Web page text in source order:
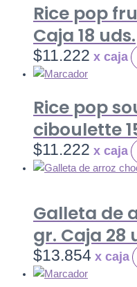
Rice pop
Caja 18 uds.
$11.222
Rice pop
ciboulette
$11.222
Galleta de
gr. Caja 28
$13.854